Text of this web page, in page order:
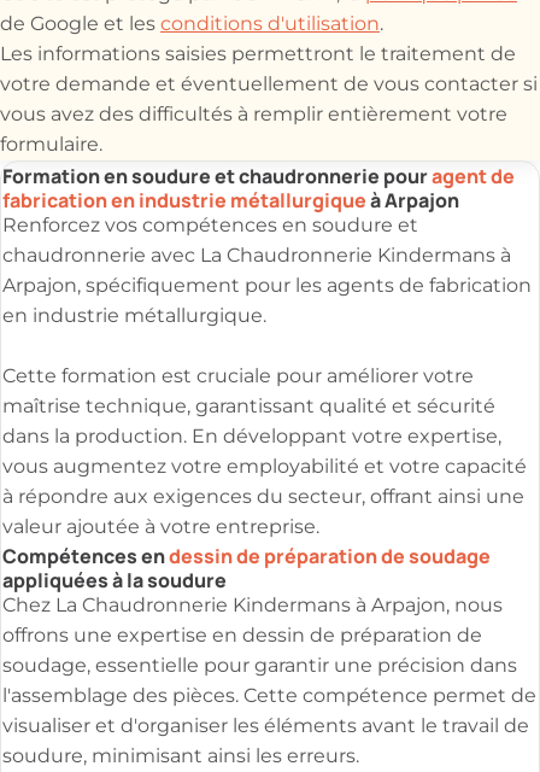
de Google et lesconditions d'utilisation.
Les informations saisies permettront le traitement de
votre demande et éventuellement de vous contacter si
vous avez des difficultés à remplir entièrement votre
formulaire.
Formation en soudure et chaudronnerie pouragent de
fabrication en industrie métallurgiqueà Arpajon
Renforcez vos compétences en soudure et
chaudronnerie avec La Chaudronnerie Kindermans à
Arpajon, spécifiquement pour les agents de fabrication
en industrie métallurgique.
Cette formation est cruciale pour améliorer votre
maîtrise technique, garantissant qualité et sécurité
dans la production. En développant votre expertise,
vous augmentez votre employabilité et votre capacité
à répondre aux exigences du secteur, offrant ainsi une
valeur ajoutée à votre entreprise.
Compétences endessin de préparation de soudage
appliquées à la soudure
Chez La Chaudronnerie Kindermans à Arpajon, nous
offrons une expertise en dessin de préparation de
soudage, essentielle pour garantir une précision dans
l'assemblage des pièces. Cette compétence permet de
visualiser et d'organiser les éléments avant le travail de
soudure, minimisant ainsi les erreurs.